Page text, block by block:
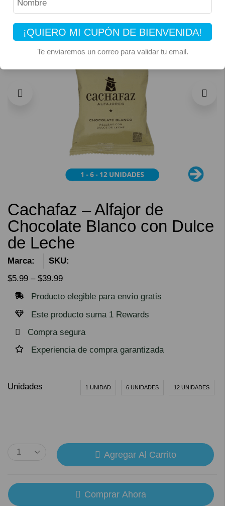
¡QUIERO MI CUPÓN DE BIENVENIDA!
Te enviaremos un correo para validar tu email.
Cachafaz – Alfajor de
Chocolate Blanco con Dulce
de Leche
Marca:
SKU:
$5.99 – $39.99
Producto elegible para envío gratis
Este producto suma 1 Rewards
Compra segura
Experiencia de compra garantizada
Unidades 1 UNIDAD 6 UNIDADES 12 UNIDADES
Agregar Al Carrito
Comprar Ahora